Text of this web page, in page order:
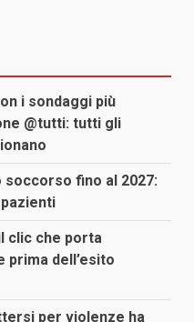
i sondaggi più
@tutti: tutti gli
fino al 2027:
clic che porta
prima dell’esito
per violenze ha